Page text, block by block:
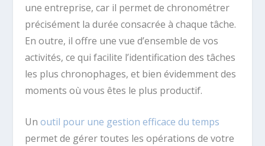
une entreprise, car il permet de chronométrer
précisément la durée consacrée à chaque tâche.
En outre, il offre une vue d’ensemble de vos
activités, ce qui facilite l’identification des tâches
les plus chronophages, et bien évidemment des
moments où vous êtes le plus productif.
Un outil pour une gestion efficace du temps
permet de gérer toutes les opérations de votre